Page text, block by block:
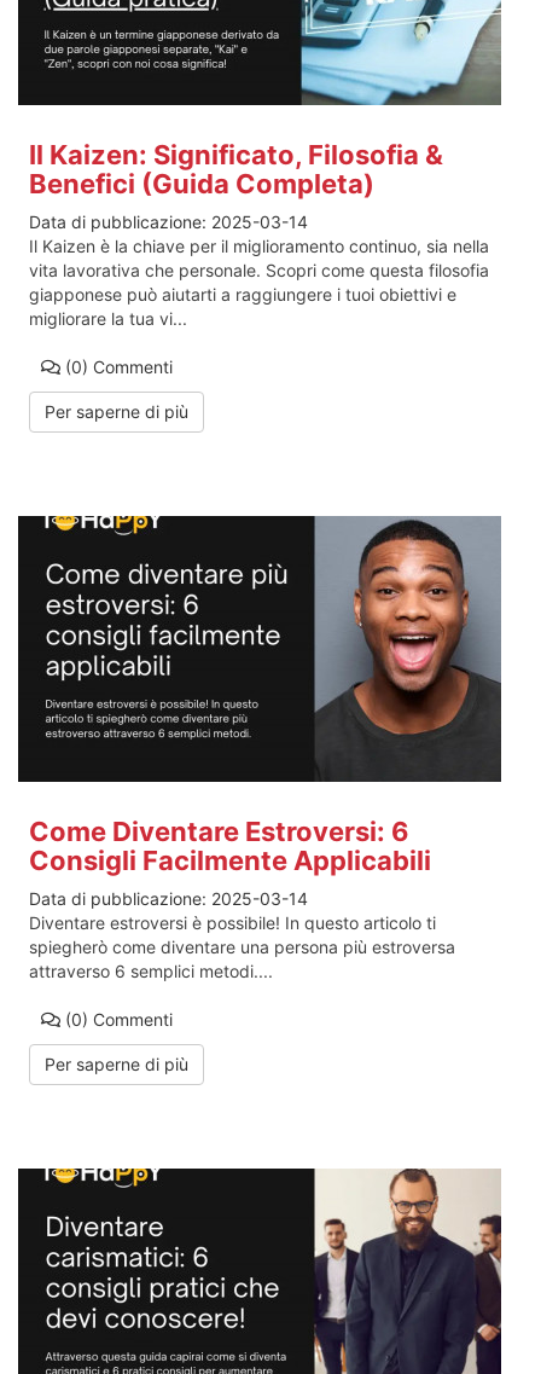
Il Kaizen: Significato, Filosofia &
Benefici (Guida Completa)
Data di pubblicazione: 2025-03-14
Il Kaizen è la chiave per il miglioramento continuo, sia nella
vita lavorativa che personale. Scopri come questa filosofia
giapponese può aiutarti a raggiungere i tuoi obiettivi e
migliorare la tua vi...
(0) Commenti
Per saperne di più
Come Diventare Estroversi: 6
Consigli Facilmente Applicabili
Data di pubblicazione: 2025-03-14
Diventare estroversi è possibile! In questo articolo ti
spiegherò come diventare una persona più estroversa
attraverso 6 semplici metodi....
(0) Commenti
Per saperne di più